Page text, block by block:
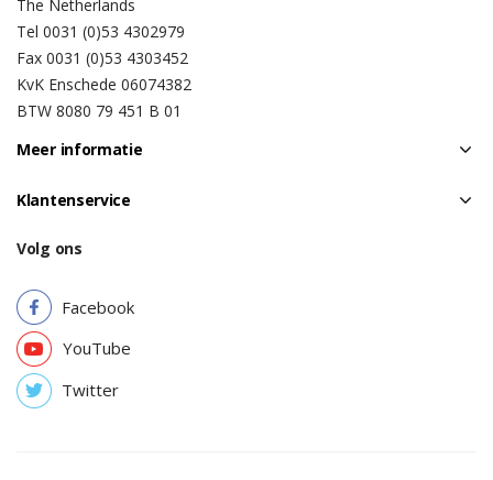
The Netherlands
Tel 0031 (0)53 4302979
Fax 0031 (0)53 4303452
KvK Enschede 06074382
BTW 8080 79 451 B 01
Meer informatie
Klantenservice
Volg ons
Facebook
YouTube
Twitter